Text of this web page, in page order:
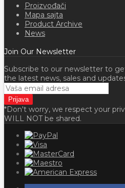
Proizvođači
Mapa sajta
Product Archive
News
Join Our Newsletter
Subscribe to our newsletter to
the latest news, sales and
*Don't worry, we respect your
WILL NOT be shared.